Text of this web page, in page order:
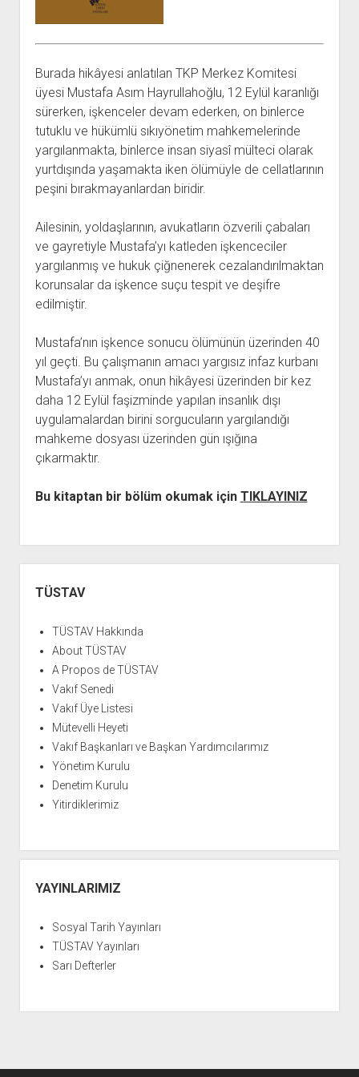
BARIŞ HAREKETLERİ ARŞİV FONU
ARŞİVLERDEN YARARLANMA KOŞULLARI
GENÇLİK HAREKETİ KİTAPLIĞI
KADIN HAREKETİ KİTAPLIĞI
ÖĞRETMEN HAREKETİ KİTAPLIĞI
ANTİKOMÜNİZM KİTAPLIĞI
AYDINLIK KÜLLİYATI KİTAPLIĞI
HİKMET KIVILCIMLI KİTAPLIĞI
KERİM SADİ KİTAPLIĞI
HAYDAR RİFAT KİTAPLIĞI
YURTDIŞI KİTAPLIĞI
açılır
menüyü
aç
YURTDIŞI KİTAPLIĞI
ATTF KİTAPLIĞI
FİDEF KİTAPLIĞI
TDF KİTAPLIĞI
ÇALIŞMA GÜNLERİMİZ
Burada hikâyesi anlatılan TKP Merkez Komitesi
üyesi Mustafa Asım Hayrullahoğlu, 12 Eylül karanlığı
sürerken, işkenceler devam ederken, on binlerce
tutuklu ve hükümlü sıkıyönetim mahkemelerinde
yargılanmakta, binlerce insan siyasî mülteci olarak
yurtdışında yaşamakta iken ölümüyle de cellatlarının
peşini bırakmayanlardan biridir.
Ailesinin, yoldaşlarının, avukatların özverili çabaları
ve gayretiyle Mustafa’yı katleden işkenceciler
yargılanmış ve hukuk çiğnenerek cezalandırılmaktan
korunsalar da işkence suçu tespit ve deşifre
edilmiştir.
Mustafa’nın işkence sonucu ölümünün üzerinden 40
yıl geçti. Bu çalışmanın amacı yargısız infaz kurbanı
Mustafa’yı anmak, onun hikâyesi üzerinden bir kez
daha 12 Eylül faşizminde yapılan insanlık dışı
uygulamalardan birini sorgucuların yargılandığı
mahkeme dosyası üzerinden gün ışığına
çıkarmaktır.
Bu kitaptan bir bölüm okumak için TIKLAYINIZ
Menü
TÜSTAV
TÜSTAV Hakkında
About TÜSTAV
A Propos de TÜSTAV
Vakıf Senedi
Vakıf Üye Listesi
Mütevelli Heyeti
Vakıf Başkanları ve Başkan Yardımcılarımız
Yönetim Kurulu
Denetim Kurulu
Yitirdiklerimiz
YAYINLARIMIZ
Sosyal Tarih Yayınları
TÜSTAV Yayınları
Sarı Defterler